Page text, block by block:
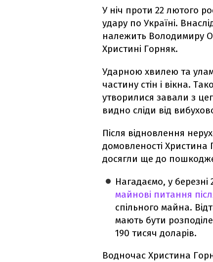
У ніч проти 22 лютого
удару по Україні.
належить Володимиру
Христині Горняк.
Ударною хвилею та
частину стін і вікна.
утворилися завали з
видно сліди від
Після відновлення
домовленості
досягли ще до
Нагадаємо, у
майнові питання
спільного майна.
мають бути
190 тисяч доларів.
Водночас Христина